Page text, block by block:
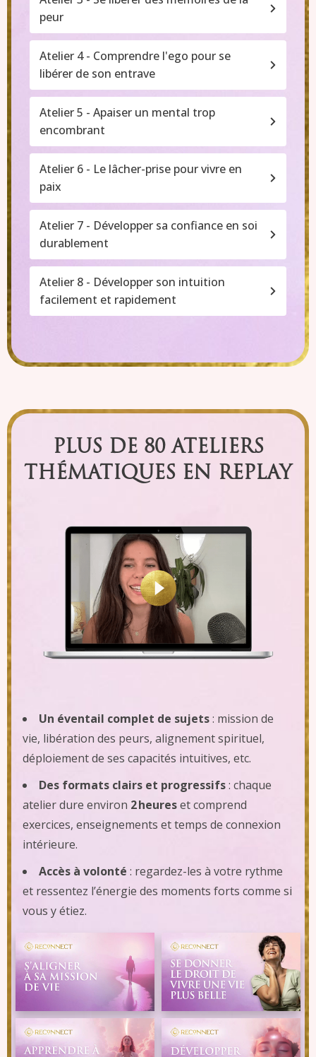
peur
Atelier 4 - Comprendre l'ego pour se
libérer de son entrave
Atelier 5 - Apaiser un mental trop
encombrant
Atelier 6 - Le lâcher-prise pour vivre en
paix
Atelier 7 - Développer sa confiance en soi
durablement
Atelier 8 - Développer son intuition
facilement et rapidement
PLUS DE 80 ATELIERS
THÉMATIQUES EN REPLAY
Un éventail complet de sujets: mission de
vie, libération des peurs, alignement spirituel,
déploiement de ses capacités intuitives, etc.
Des formats clairs et progressifs: chaque
atelier dure environ 2 heureset comprend
exercices, enseignements et temps de connexion
intérieure.
Accès à volonté : regardez-les à votre rythme
et ressentez l’énergie des moments forts comme si
vous y étiez.